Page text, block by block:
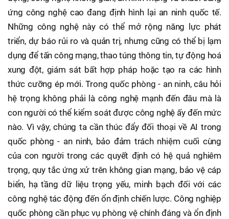
ứng công nghệ cao đang định hình lại an ninh quốc tế.
Những công nghệ này có thể mở rộng năng lực phát
triển, dự báo rủi ro và quản trị, nhưng cũng có thể bị lạm
dụng để tấn công mạng, thao túng thông tin, tự động hoá
xung đột, giám sát bất hợp pháp hoặc tạo ra các hình
thức cưỡng ép mới. Trong quốc phòng - an ninh, câu hỏi
hệ trọng không phải là công nghệ mạnh đến đâu mà là
con người có thể kiểm soát được công nghệ ấy đến mức
nào. Vì vậy, chúng ta cần thúc đẩy đối thoại về AI trong
quốc phòng - an ninh, bảo đảm trách nhiệm cuối cùng
của con người trong các quyết định có hệ quả nghiêm
trọng, quy tắc ứng xử trên không gian mạng, bảo vệ cáp
biển, hạ tầng dữ liệu trọng yếu, minh bạch đối với các
công nghệ tác động đến ổn định chiến lược. Công nghiệp
quốc phòng cần phục vụ phòng vệ chính đáng và ổn định